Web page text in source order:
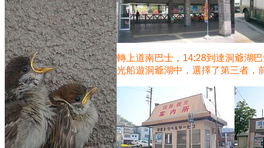
轉上道南巴士，14:28到達洞爺湖
光船遊洞爺湖中，選擇了第三者，